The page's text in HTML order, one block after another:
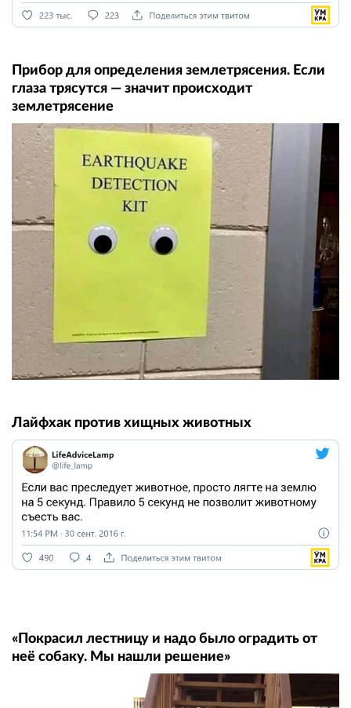
Прибор для определения землетрясения. Если
глаза трясутся — значит происходит
землетрясение
Лайфхак против хищных животных
«Покрасил лестницу и надо было оградить от
неё собаку. Мы нашли решение»